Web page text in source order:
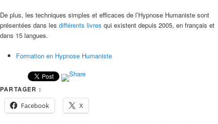
De plus, les techniques simples et efficaces de l’Hypnose Humaniste sont
présentées dans les différents livres qui existent depuis 2005, en français et
dans 15 langues.
Formation en Hypnose Humaniste
PARTAGER :
Facebook
X